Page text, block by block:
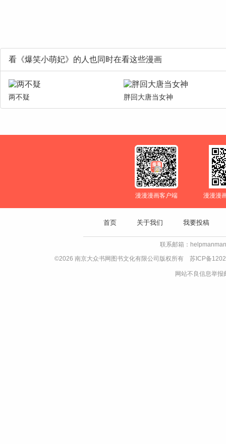
看《爆笑小萌妃》的人也同时在看这些漫画
两不疑 胖回大唐当女神
漫漫漫画客户端 漫漫漫
首页 关于我们 我要投稿
联系邮箱：
©2026 南京大众书网图书文化有限公司版权所有 苏ICP备
网站不良信息举